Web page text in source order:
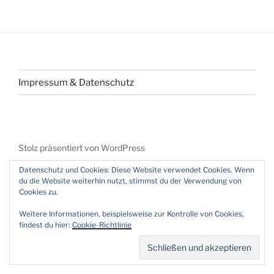
Impressum & Datenschutz
Stolz präsentiert von WordPress
Datenschutz und Cookies: Diese Website verwendet Cookies. Wenn
du die Website weiterhin nutzt, stimmst du der Verwendung von
Cookies zu.
Weitere Informationen, beispielsweise zur Kontrolle von Cookies,
findest du hier: Cookie-Richtlinie